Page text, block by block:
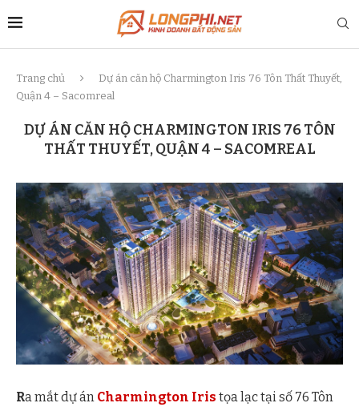
Trang chủ
Dự án căn hộ Charmington Iris 76 Tôn Thất Thuyết,
Quận 4 – Sacomreal
DỰ ÁN CĂN HỘ CHARMINGTON IRIS 76 TÔN
THẤT THUYẾT, QUẬN 4 – SACOMREAL
Ra mắt dự án Charmington Iris tọa lạc tại số 76 Tôn